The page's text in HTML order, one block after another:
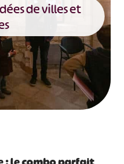
de villes et